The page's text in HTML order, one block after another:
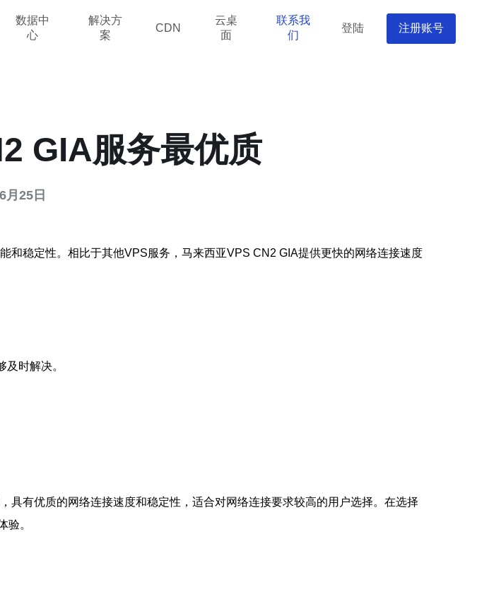
数据中
心
解决方
案
CDN
云桌
面
联系我
们
登陆 注册账号
GIA服务最优质
月25日
稳定性。相比于其他VPS服务，马来西亚VPS CN2 GIA提供更快的网络连接速度
时解决。
有优质的网络连接速度和稳定性，适合对网络连接要求较高的用户选择。在选择
验。